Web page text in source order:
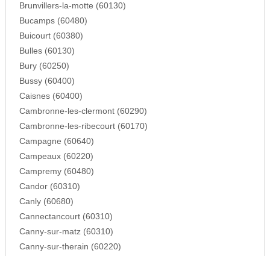
Brunvillers-la-motte (60130)
Bucamps (60480)
Buicourt (60380)
Bulles (60130)
Bury (60250)
Bussy (60400)
Caisnes (60400)
Cambronne-les-clermont (60290)
Cambronne-les-ribecourt (60170)
Campagne (60640)
Campeaux (60220)
Campremy (60480)
Candor (60310)
Canly (60680)
Cannectancourt (60310)
Canny-sur-matz (60310)
Canny-sur-therain (60220)